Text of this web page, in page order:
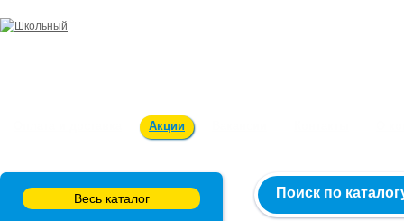
Акции
Весь каталог Поиск по